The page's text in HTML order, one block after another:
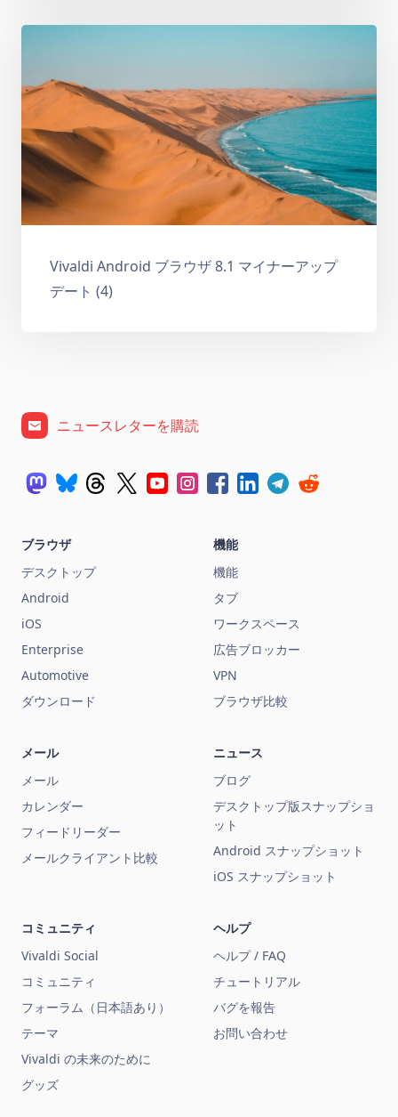
Vivaldi Android ブラウザ 8.1 マイナーアップ
デート (4)
ニュースレターを購読
ブラウザ
デスクトップ
Android
iOS
Enterprise
Automotive
ダウンロード
機能
機能
タブ
ワークスペース
広告ブロッカー
VPN
ブラウザ比較
メール
メール
カレンダー
フィードリーダー
メールクライアント比較
ニュース
ブログ
デスクトップ版スナップショ
ット
Android スナップショット
iOS スナップショット
コミュニティ
Vivaldi Social
コミュニティ
フォーラム（日本語あり）
テーマ
Vivaldi の未来のために
グッズ
ヘルプ
ヘルプ / FAQ
チュートリアル
バグを報告
お問い合わせ